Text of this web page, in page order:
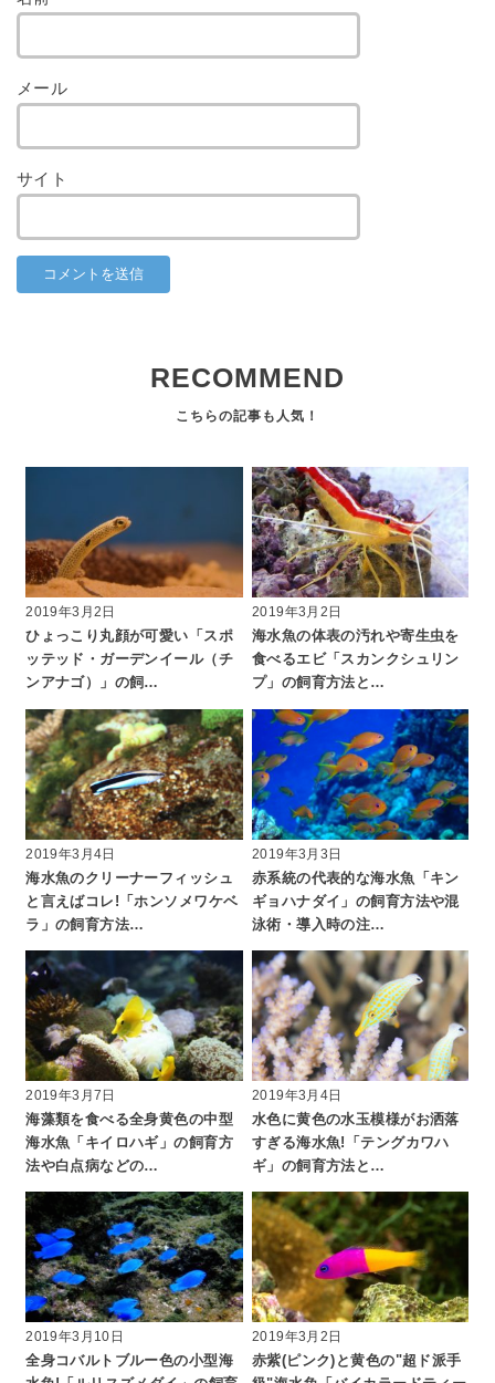
メール
サイト
RECOMMEND
2019年3月2日
ひょっこり丸顔が可愛い「スポ
ッテッド・ガーデンイール（チ
ンアナゴ）」の飼…
2019年3月2日
海水魚の体表の汚れや寄生虫を
食べるエビ「スカンクシュリン
プ」の飼育方法と…
2019年3月4日
海水魚のクリーナーフィッシュ
と言えばコレ!「ホンソメワケベ
ラ」の飼育方法…
2019年3月3日
赤系統の代表的な海水魚「キン
ギョハナダイ」の飼育方法や混
泳術・導入時の注…
2019年3月7日
海藻類を食べる全身黄色の中型
海水魚「キイロハギ」の飼育方
法や白点病などの…
2019年3月4日
水色に黄色の水玉模様がお洒落
すぎる海水魚!「テングカワハ
ギ」の飼育方法と…
2019年3月10日
全身コバルトブルー色の小型海
2019年3月2日
赤紫(ピンク)と黄色の"超ド派手